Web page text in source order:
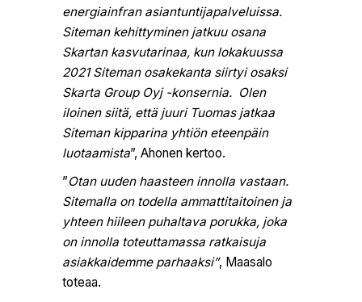
energiainfran asiantuntijapalveluissa.
Siteman kehittyminen jatkuu osana
Skartan kasvutarinaa, kun lokakuussa
2021 Siteman osakekanta siirtyi osaksi
Skarta Group Oyj -konsernia. Olen
iloinen siitä, että juuri Tuomas jatkaa
Siteman kipparina yhtiön eteenpäin
luotaamista”, Ahonen kertoo.
”Otan uuden haasteen innolla vastaan.
Sitemalla on todella ammattitaitoinen ja
yhteen hiileen puhaltava porukka, joka
on innolla toteuttamassa ratkaisuja
asiakkaidemme parhaaksi”, Maasalo
toteaa.